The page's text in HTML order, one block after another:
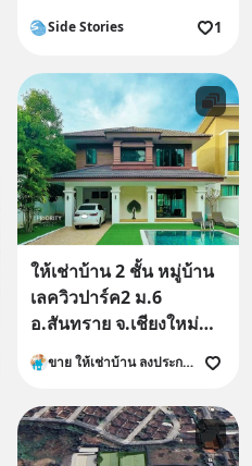
Side Stories 1
ให้เช่าบ้าน 2 ชั้น หมู่บ้าน
เลควิวปาร์ค2 ม.6
อ.สันทราย จ.เชียงใหม่
พร้อมสระว่ายน้ำส่วนตัว 4
ห้องนอน
ขาย ให้เช่าบ้าน ลงประกาศ ที่ดิน คอนโด อาคารพาณิชย์